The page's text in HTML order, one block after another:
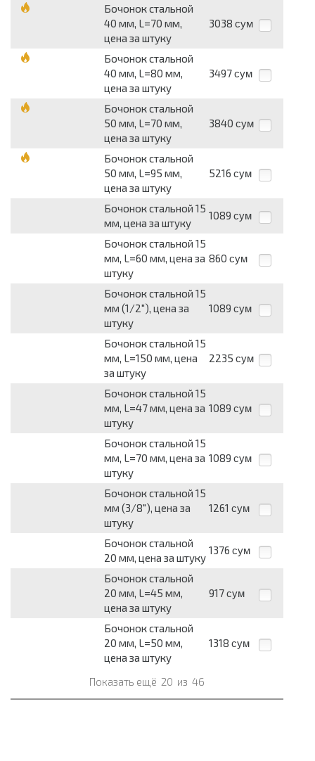
Бочонок стальной
40 мм, L=70 мм,
цена за штуку
3038 сум
Бочонок стальной
40 мм, L=80 мм,
цена за штуку
3497 сум
Бочонок стальной
50 мм, L=70 мм,
цена за штуку
3840 сум
Бочонок стальной
50 мм, L=95 мм,
цена за штуку
5216 сум
Бочонок стальной 15
мм, цена за штуку
1089 сум
Бочонок стальной 15
мм, L=60 мм, цена за
штуку
860 сум
Бочонок стальной 15
мм (1/2"), цена за
штуку
1089 сум
Бочонок стальной 15
мм, L=150 мм, цена
за штуку
2235 сум
Бочонок стальной 15
мм, L=47 мм, цена за
штуку
1089 сум
Бочонок стальной 15
мм, L=70 мм, цена за
штуку
1089 сум
Бочонок стальной 15
мм (3/8"), цена за
штуку
1261 сум
Бочонок стальной
20 мм, цена за штуку
1376 сум
Бочонок стальной
20 мм, L=45 мм,
цена за штуку
917 сум
Бочонок стальной
20 мм, L=50 мм,
цена за штуку
1318 сум
Показать ещё 20 из 46